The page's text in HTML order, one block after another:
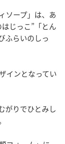
ソープ」は、あ
じっこ”「とん
ふらいのしっ
インとなってい
がりでひとみし